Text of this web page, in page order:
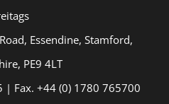
Essendine, Stamford,
PE9 4LT
| Fax. +44 (0) 1780 765700